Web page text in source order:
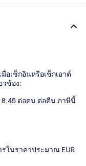
อเช็กอินหรือเช็กเอาต์
วข้อง:
8.45 ต่อคน ต่อคืน ภาษีนี้
ในราคาประมาณ EUR